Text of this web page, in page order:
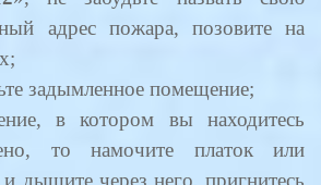
адрес пожара, позовите на
задымленное помещение;
в котором вы находитесь
то намочите платок или
дышите через него, пригнитесь